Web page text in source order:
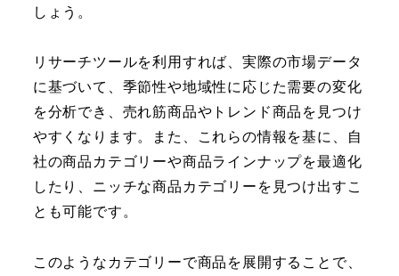
しょう。
リサーチツールを利用すれば、実際の市場データ
に基づいて、季節性や地域性に応じた需要の変化
を分析でき、売れ筋商品やトレンド商品を見つけ
やすくなります。また、これらの情報を基に、自
社の商品カテゴリーや商品ラインナップを最適化
したり、ニッチな商品カテゴリーを見つけ出すこ
とも可能です。
このようなカテゴリーで商品を展開することで、